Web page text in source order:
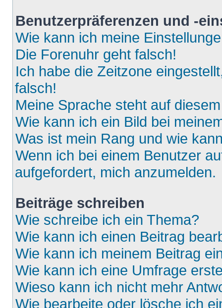
Benutzerpräferenzen und -
Wie kann ich meine
Die Forenuhr geht falsch!
Ich habe die Zeitzone
falsch!
Meine Sprache steht auf
Wie kann ich ein Bild bei
Was ist mein Rang und wie
Wenn ich bei einem Benutzer
aufgefordert, mich anzumelden.
Beiträge schreiben
Wie schreibe ich ein Thema?
Wie kann ich einen Beitrag
Wie kann ich meinem Beitrag
Wie kann ich eine Umfrage
Wieso kann ich nicht mehr
Wie bearbeite oder lösche ich